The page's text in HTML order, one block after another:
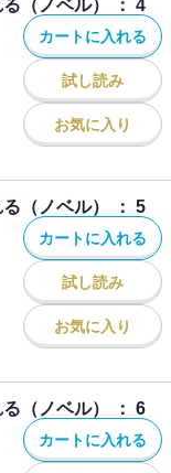
（ノベル） ： 4
カートに入れる
試し読み
お気に入り
（ノベル） ： 5
カートに入れる
試し読み
お気に入り
（ノベル） ： 6
カートに入れる